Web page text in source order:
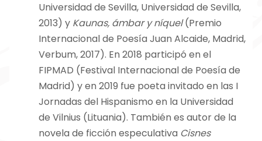
Universidad de Sevilla, Universidad de Sevilla,
2013) y Kaunas, ámbar y níquel(Premio
Internacional de Poesía Juan Alcaide, Madrid,
Verbum, 2017). En 2018 participó en el
FIPMAD (Festival Internacional de Poesía de
Madrid) y en 2019 fue poeta invitado en las I
Jornadas del Hispanismo en la Universidad
de Vilnius (Lituania). También es autor de la
novela de ficción especulativa Cisnes